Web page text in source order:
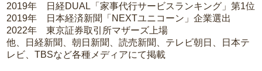
2019年 日経DUAL「家事代行サービスランキング」第1位
2019年 日本経済新聞「NEXTユニコーン」企業選出
2022年 東京証券取引所マザーズ上場
他、日経新聞、朝日新聞、読売新聞、テレビ朝日、日本テ
レビ、TBSなど各種メディアにて掲載